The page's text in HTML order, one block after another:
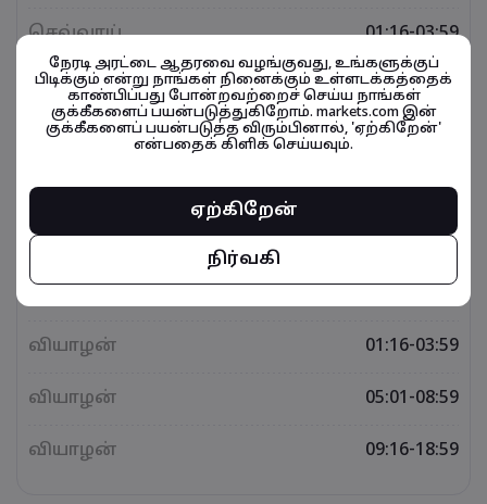
செவ்வாய் 01:16-03:59
செவ்வாய் 05:01-08:59
செவ்வாய் 09:16-18:59
புதன் 01:16-03:59
புதன் 05:01-08:59
வியாழன் 01:16-03:59
வியாழன் 05:01-08:59
வியாழன் 09:16-18:59
நேரடி அரட்டை ஆதரவை வழங்குவது, உங்களுக்குப்
பிடிக்கும் என்று நாங்கள் நினைக்கும் உள்ளடக்கத்தைக்
காண்பிப்பது போன்றவற்றைச் செய்ய நாங்கள்
குக்கீகளைப் பயன்படுத்துகிறோம். markets.com இன்
குக்கீகளைப் பயன்படுத்த விரும்பினால், 'ஏற்கிறேன்'
என்பதைக் கிளிக் செய்யவும்.
ஏற்கிறேன்
நிர்வகி